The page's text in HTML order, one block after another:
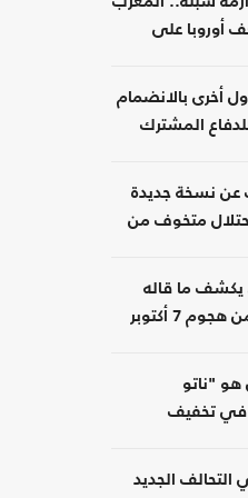
على
أخرى بالانضمام
المشترك
عن نسخة جديدة
متخوف من
ما قاله
7 أكتوبر
"ناتو
تخفيف
التحالف الجديد